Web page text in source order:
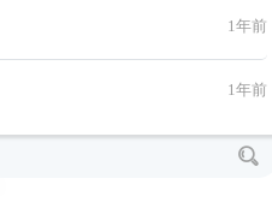
1年前
1年前